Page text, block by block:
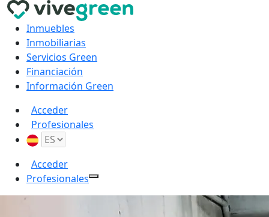
Inmuebles
Inmobiliarias
Servicios Green
Financiación
Información Green
Acceder
Profesionales
Acceder
Profesionales